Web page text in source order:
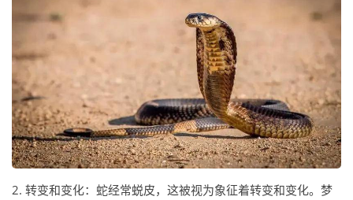
2. 转变和变化：蛇经常蜕皮，这被视为象征着转变和变化。梦